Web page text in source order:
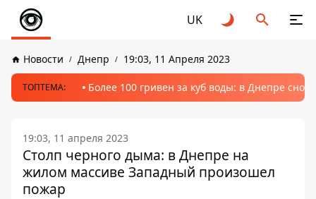
UK
Новости Днепр 19:03, 11 Апреля 2023
ТОПТЕМА: Более 100 гривен за куб воды: в Днепре
19:03, 11 апреля 2023
Столп черного дыма: в Днепре на
жилом массиве Западный произошел
пожар